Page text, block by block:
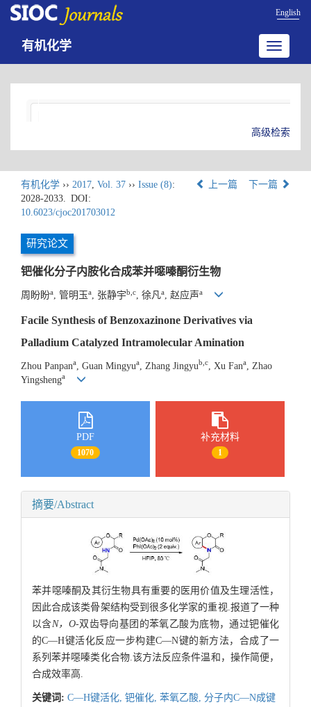
English
Toggle
有机化学
高级检索
有机化学 ›› 2017, Vol. 37 ›› Issue (8):
2028-2033. DOI:
10.6023/cjoc201703012
上一篇 下一篇
研究论文
钯催化分子内胺化合成苯并噁嗪酮衍生物
周盼盼a , 管明玉a , 张静宇b,c , 徐凡a , 赵应声a
Facile Synthesis of Benzoxazinone Derivatives via
Palladium Catalyzed Intramolecular Amination
Zhou Panpana , Guan Mingyua , Zhang Jingyub,c , Xu Fana
, Zhao
Yingshenga
PDF
1070
补充材料
1
摘要/Abstract
苯并噁嗪酮及其衍生物具有重要的医用价值及生理活性，
因此合成该类骨架结构受到很多化学家的重视.报道了一种
以含N，O-双齿导向基团的苯氧乙酸为底物，通过钯催化
的C—H键活化反应一步构建C—N键的新方法，合成了一
系列苯并噁嗪类化合物.该方法反应条件温和，操作简便，
合成效率高.
关键词: C—H键活化, 钯催化, 苯氧乙酸, 分子内C—N成键